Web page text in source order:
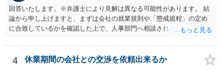
回答いたします。※弁護士により見解は異なる可能性があります。 結
論から申し上げますと、まずは会社の就業規則や「懲戒規程」の定め
に合致しているかを確認した上で、人事部門へ相談されることが最優
ものの、重い懲戒処分の対象には十分なり得ます。 名誉や評価の回復
については、会社側に「部下の不正行為による情報漏洩」と正式に認
定させ、誤認した他部署への適切なフォローや周知を求めるのが有効
4 休業期間の会社との交渉を依頼出来るか